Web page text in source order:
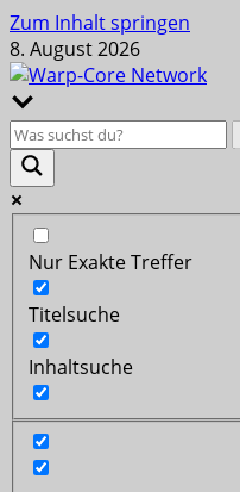
Zum Inhalt springen
8. August 2026
Nur Exakte Treffer
Titelsuche
Inhaltsuche